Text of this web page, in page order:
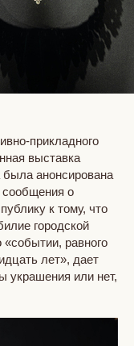
прикладного
выставка
была анонсирована
сообщения о
к тому, что
городской
равного
лет», дает
украшения или нет,